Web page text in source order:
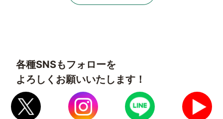
各種SNSもフォローを
よろしくお願いいたします！